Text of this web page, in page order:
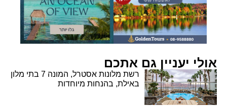
אולי יעניין גם אתכם
רשת מלונות אסטרל, המונה 7 בתי מלון
באילת, בהנחות מיוחדות